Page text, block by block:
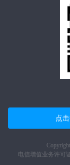
点
电信增值业务许可